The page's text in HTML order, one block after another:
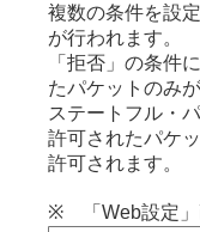
複数の条件を設
が行われます。
「拒否」の条件
たパケットのみ
ステートフル・
許可されたパケ
許可されます。
※ 「Web設定」